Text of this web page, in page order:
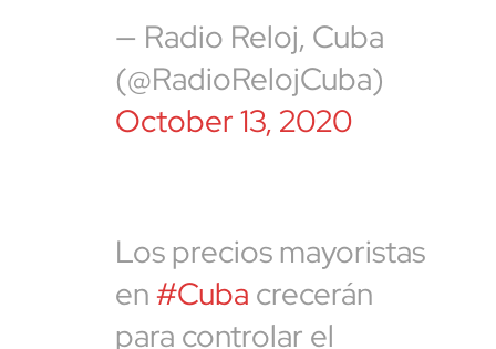
— Radio Reloj, Cuba
(@RadioRelojCuba)
October 13, 2020
Los precios mayoristas
en#Cuba crecerán
para controlar el